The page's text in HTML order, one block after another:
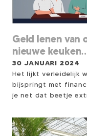
maakten, maar nét
Misschien zit
vandaag kunt
Geld lenen van
nieuwe
30 JANUARI 2024
Het lijkt verleidelijk
bijspringt met
je net dat beetje
Maar achter deze
schuilen